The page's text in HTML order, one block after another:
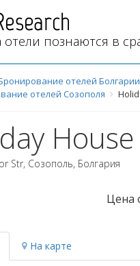
познаются в
отелей Болгарии
отелей Созополя
House
Str, Созополь, Болгария
Цена
На карте